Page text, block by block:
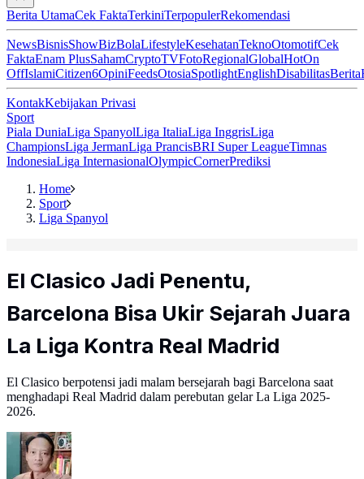
Berita UtamaCek FaktaTerkiniTerpopulerRekomendasi
NewsBisnisShowBizBolaLifestyleKesehatanTeknoOtomotifCek
FaktaEnam PlusSahamCryptoTVFotoRegionalGlobalHotOn
OffIslamiCitizen6OpiniFeedsOtosiaSpotlightEnglishDisabilitasBerita
KontakKebijakan Privasi
Sport
Piala DuniaLiga SpanyolLiga ItaliaLiga InggrisLiga
ChampionsLiga JermanLiga PrancisBRI Super LeagueTimnas
IndonesiaLiga InternasionalOlympicCornerPrediksi
Home
Sport
Liga Spanyol
El Clasico Jadi Penentu,
Barcelona Bisa Ukir Sejarah Juara
La Liga Kontra Real Madrid
El Clasico berpotensi jadi malam bersejarah bagi Barcelona saat
menghadapi Real Madrid dalam perebutan gelar La Liga 2025-
2026.